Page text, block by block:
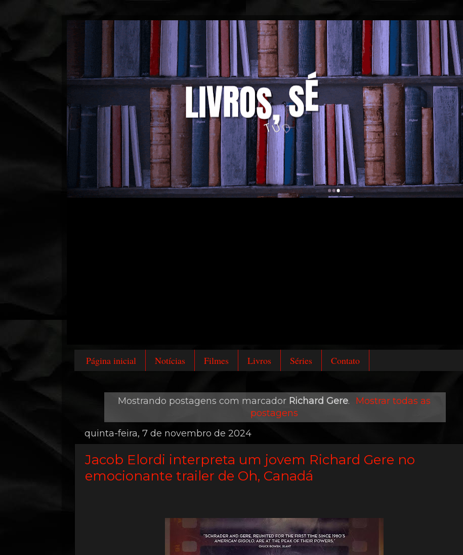
Página inicial Notícias Filmes Livros Séries Contato
Mostrando postagens com marcador Richard Gere.
Mostrar todas as
postagens
quinta-feira, 7 de novembro de 2024
Jacob Elordi interpreta um jovem Richard Gere no
emocionante trailer de Oh, Canadá